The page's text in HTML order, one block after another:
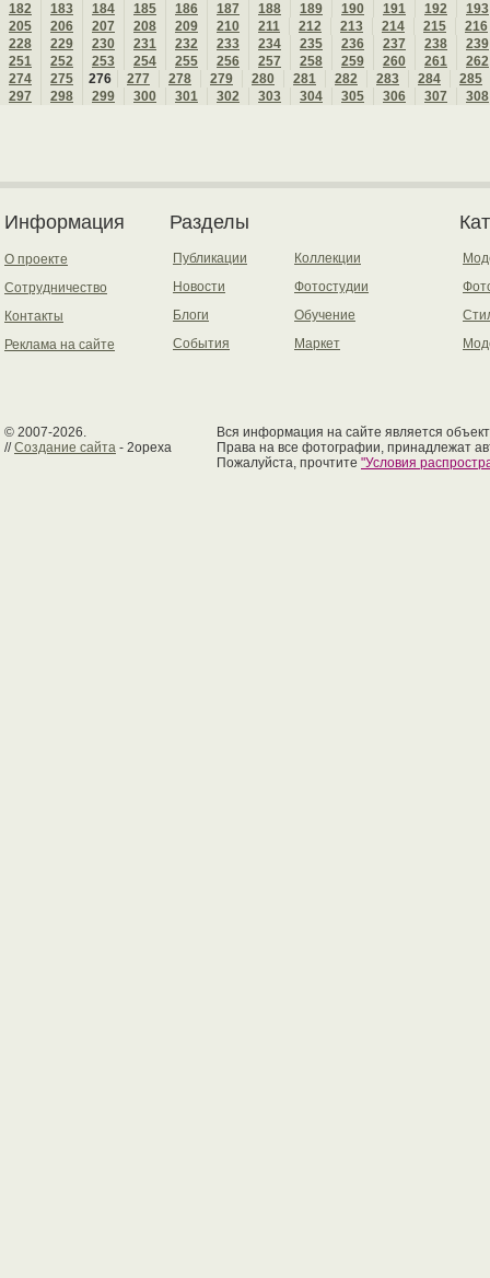
182
183 184 185 186 187 188 189 190 191 192
193
205
206 207 208 209 210 211 212 213 214 215
216
228
229 230 231 232 233 234 235 236 237 238
239
251
252 253 254 255 256 257 258 259 260 261
262
274
275 276 277 278 279 280 281 282 283 284
285
297
298 299 300 301 302 303 304 305 306 307 308
Информация
О проекте
Сотрудничество
Контакты
Реклама на сайте
Разделы
Публикации
Новости
Блоги
События
Коллекции
Фотостудии
Обучение
Маркет
© 2007-2026.
//Создание сайта - 2opexa
Вся информация на сайте является
Права на все фотографии, принадлежат
Пожалуйста, прочтите "Условия